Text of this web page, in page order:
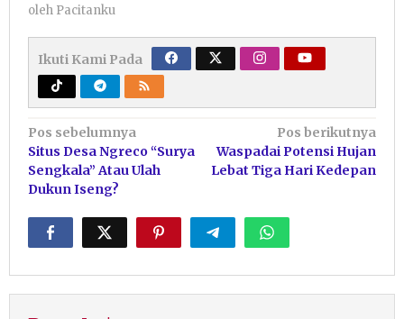
oleh Pacitanku
Ikuti Kami Pada
Navigasi
pos
Pos sebelumnya
Situs Desa Ngreco “Surya
Sengkala” Atau Ulah
Dukun Iseng?
Pos berikutnya
Waspadai Potensi Hujan
Lebat Tiga Hari Kedepan